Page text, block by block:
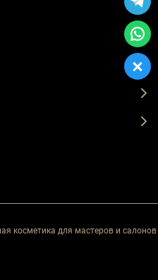
косметика для мастеров и салонов